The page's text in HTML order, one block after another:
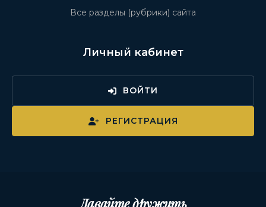
Все разделы (рубрики) сайта
Личный кабинет
ВОЙТИ
РЕГИСТРАЦИЯ